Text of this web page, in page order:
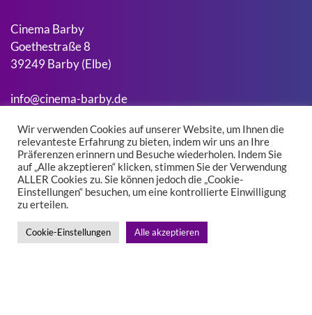
Cinema Barby
Goethestraße 8
39249 Barby (Elbe)
info@cinema-barby.de
Suchen
Suchen
Impressum
Wir verwenden Cookies auf unserer Website, um Ihnen die
relevanteste Erfahrung zu bieten, indem wir uns an Ihre
Präferenzen erinnern und Besuche wiederholen. Indem Sie
auf „Alle akzeptieren“ klicken, stimmen Sie der Verwendung
ALLER Cookies zu. Sie können jedoch die „Cookie-
Einstellungen“ besuchen, um eine kontrollierte Einwilligung
zu erteilen.
Cookie-Einstellungen Alle akzeptieren